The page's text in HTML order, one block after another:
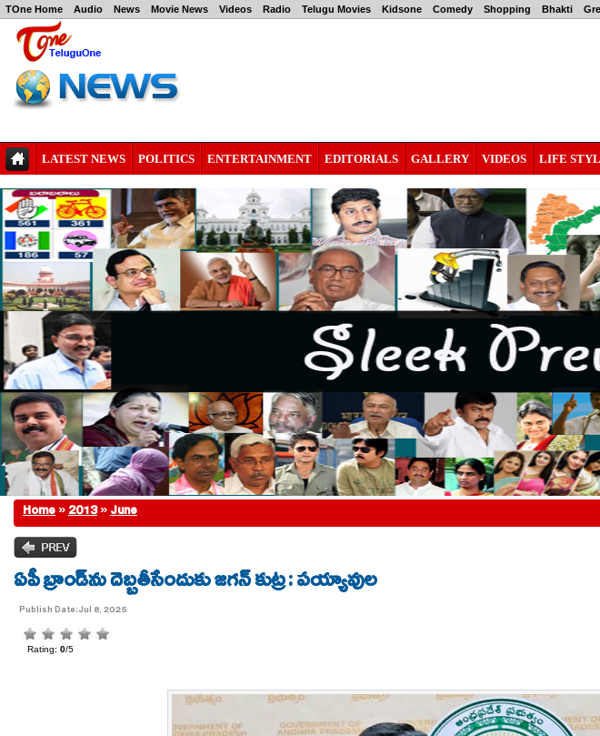
TOne Home Audio News Movie News Videos Radio Telugu Movies Kidsone Comedy Shopping Bhakti
LATEST NEWS POLITICS ENTERTAINMENT EDITORIALS GALLERY VIDEOS LIFE
Home»2013»June
ఏపీ బ్రాండ్‌ను దెబ్బతీసేందుకు జగన్ కుట్ర : పయ్యావుల
Publish Date:Jul 8, 2025